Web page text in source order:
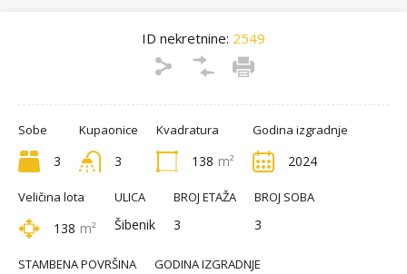
ID nekretnine: 2549
Sobe
3
Kupaonice
3
Kvadratura
138 m²
Godina izgradnje
2024
Veličina lota
138 m²
ULICA
Šibenik
BROJ ETAŽA
3
BROJ SOBA
3
STAMBENA POVRŠINA GODINA IZGRADNJE